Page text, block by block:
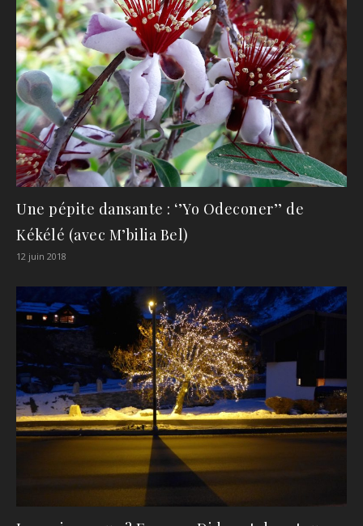
Une pépite dansante : ‘’Yo Odeconer’’ de
Kékélé (avec M’bilia Bel)
12 juin 2018